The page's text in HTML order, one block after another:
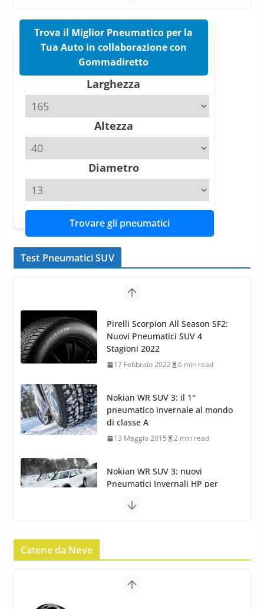
Pirelli P Zero Trofeo RS: per
slick da battere
Michelin Pilot Sport 4 S – Test
su Range Rover Sport D350 HST
11 Aprile 2026 15 min read
Trova il Miglior Pneumatico per la
Tua Auto in collaborazione con
Gommadiretto
Larghezza
Altezza
Diametro
Trovare gli pneumatici
Test Pneumatici SUV
Nokian WR SUV 3: il 1°
pneumatico invernale al mondo
di classe A
13 Maggio 2015 2 min read
Nokian WR SUV 3: nuovi
Pneumatici Invernali HP per
condizioni invernali difficili
23 Aprile 2013 9 min read
Yokohama Geolandar G073: nuovi pneumatici
invernali SUV
2 min read
17 Febbraio 2022 6 min read
Catene da Neve